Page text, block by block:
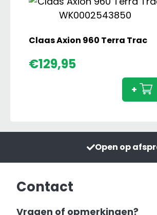
Claas Axion 960 Terra Trac
€129,95
+
Open op
Contact
Vragen of opmerkingen?